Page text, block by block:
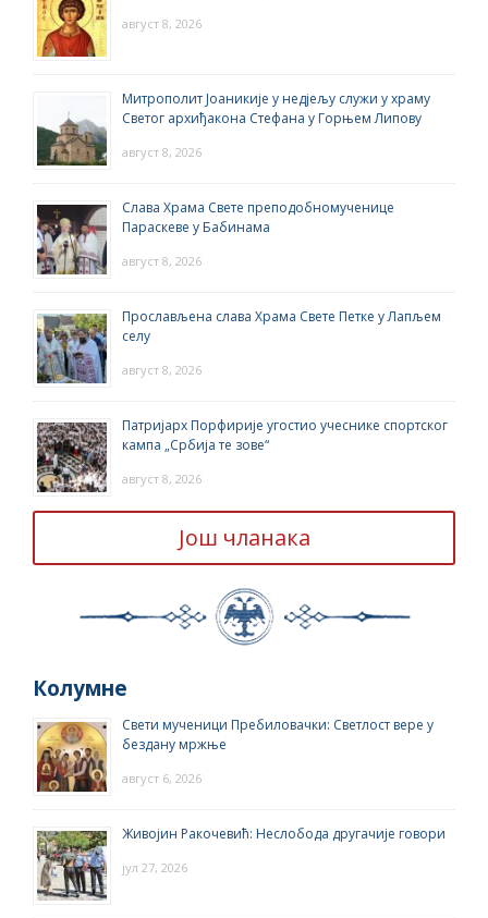
август 8, 2026
Митрополит Јоаникије у недјељу служи у храму
Светог архиђакона Стефана у Горњем Липову
август 8, 2026
Слава Храма Свете преподобномученице
Параскеве у Бабинама
август 8, 2026
Прослављена слава Храма Свете Петке у Лапљем
селу
август 8, 2026
Патријарх Порфирије угостио учеснике спортског
кампа „Србија те зове“
август 8, 2026
Још чланака
Колумне
Свети мученици Пребиловачки: Светлост вере у
бездану мржње
август 6, 2026
Живојин Ракочевић: Неслобода другачије говори
јул 27, 2026